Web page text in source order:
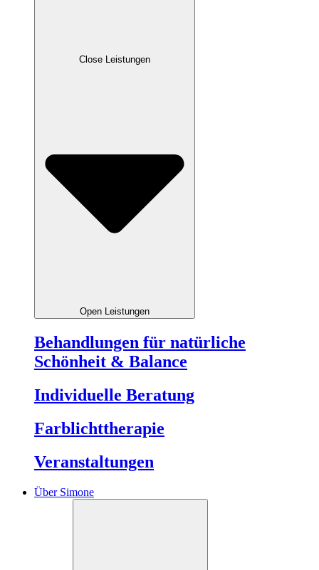
Close Leistungen
Open Leistungen
Behandlungen für natürliche
Schönheit & Balance
Individuelle Beratung
Farblichttherapie
Veranstaltungen
Über Simone